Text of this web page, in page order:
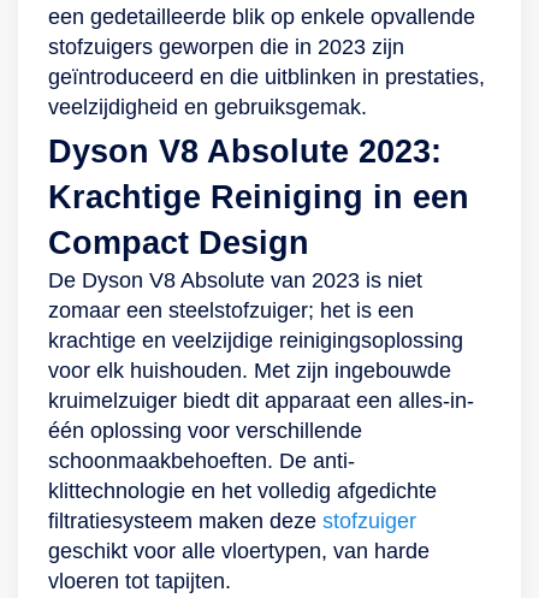
berg je hem na
gebruik ook weer
eenvoudig op. De
steelstofzuiger is
voorzien van een
MotorBar-
vloerzuigmond en
een
schroefvormige,
klitvrije borstel. Met
deze opzetstukken
verwijder je onder
andere
huisdierharen
razendsnel van
huisdiermanden,
autostoelen,
trappen en meer.
De stofzuiger
QuattroPower-
systeem. De
krachtige motor, het
mondstuk, de
de Bosch-stofzak
zorgen voor een
snelle en efficiënte
werking. Dankzij
een actieradius van
11 meter, de 4
zwenkwielen en de
ergonomische
handgreep verplaats
je de Bosch-
stofzuiger
eenvoudig over de
vloer. De
snoeroproller en de
parkeer- en
voordelen dan je
misschien zou
denken. Met een
grootte van 4,1 liter
zo vaak te
verwisselen. Is het
tijd om de zak eruit
te halen, dan komt
er veel minder stof
vrij dan bij een
stofreservoir. Nare
geurtjes blijven bij
het verwisselen ook
in de zak en tijdens
het stofzuigen wordt
er minder geluid
geproduceerd. Dat
laatste bewijst de
Complete C2 met
een gedetailleerde blik op enkele opvallende
stofzuigers geworpen die in 2023 zijn
geïntroduceerd en die uitblinken in prestaties,
veelzijdigheid en gebruiksgemak.
Dyson V8 Absolute 2023:
Krachtige Reiniging in een
Compact Design
De Dyson V8 Absolute van 2023 is niet
zomaar een steelstofzuiger; het is een
krachtige en veelzijdige reinigingsoplossing
voor elk huishouden. Met zijn ingebouwde
kruimelzuiger biedt dit apparaat een alles-in-
één oplossing voor verschillende
schoonmaakbehoeften. De anti-
klittechnologie en het volledig afgedichte
filtratiesysteem maken deze stofzuiger
geschikt voor alle vloertypen, van harde
vloeren tot tapijten.